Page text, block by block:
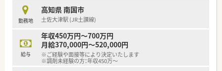
＜研修制度＞
■ご入職後は店舗での実務を通じて一連の流れを習得頂きま
す。
ベテランの社員さんもおられますので安心です。
■認定薬剤師取得サポートとしてe-ラーニングの利用が可能で
す。
■1年に3回（3月、7月、11月）グループ内の薬剤師・看護師・ケアマ
勤務地
高知県 南国市
土佐大津駅 (JR土讃線)
給与
年収450万円～700万円
月給370,000円～520,000円
※ご経験や面接等により決定いたします
※調剤未経験の方：年収450万～